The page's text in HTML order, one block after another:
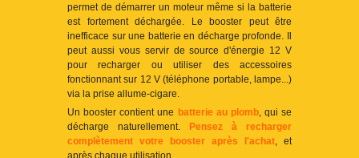
permet de démarrer un moteur même si la batterie
est fortement déchargée. Le booster peut être
inefficace sur une batterie en décharge profonde. Il
peut aussi vous servir de source d'énergie 12 V
pour recharger ou utiliser des accessoires
fonctionnant sur 12 V (téléphone portable, lampe...)
via la prise allume-cigare.
Un booster contient une batterie au plomb, qui se
décharge naturellement.
Pensez à recharger
complètement votre booster après l'achat, et
après chaque utilisation.